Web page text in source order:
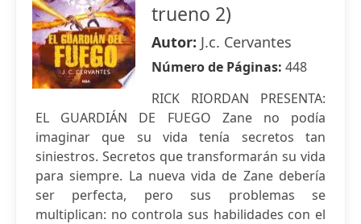
trueno 2)
Autor: J.c. Cervantes
Número de Páginas: 448
RICK RIORDAN PRESENTA:
EL GUARDIÁN DE FUEGO Zane no podía
imaginar que su vida tenía secretos tan
siniestros. Secretos que transformarán su vida
para siempre. La nueva vida de Zane debería
ser perfecta, pero sus problemas se
multiplican: no controla sus habilidades con el